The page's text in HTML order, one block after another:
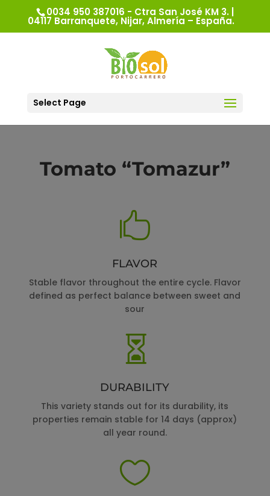
0034 950 387016 - Ctra San José KM 3. |
04117 Barranquete, Nijar, Almería – España.
Select Page
Tomato “Tomazur”

FLAVOR
Stable flavor throughout the entire cycle. Flavor
defined as perfect balance between sweet and
sour

DURABILITY
This variety stands out for its durability, its
properties remain stable for 14 days (approx)
all year round.
